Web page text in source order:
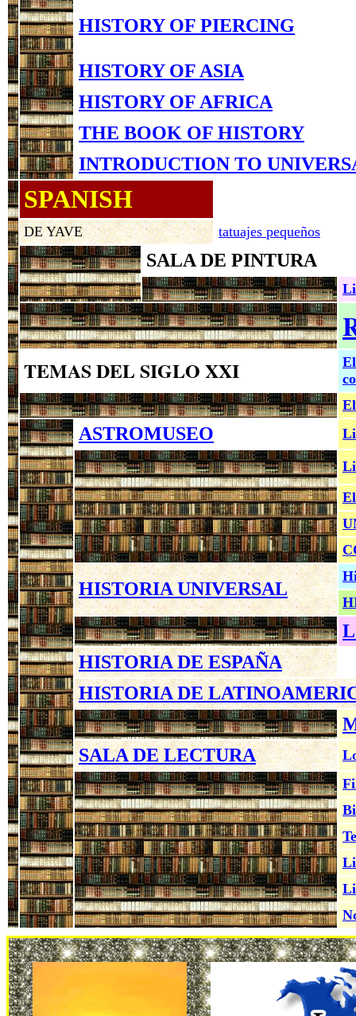
HISTORY OF PIERCING
HISTORY OF ASIA
HISTORY OF AFRICA
THE BOOK OF HISTORY
INTRODUCTION TO
SPANISH
DE YAVE tatuajes pequeños
SALA DE PINTURA
TEMAS DEL SIGLO XXI
ASTROMUSEO
HISTORIA UNIVERSAL
HISTORIA DE ESPAÑA
HISTORIA DE
SALA DE LECTURA